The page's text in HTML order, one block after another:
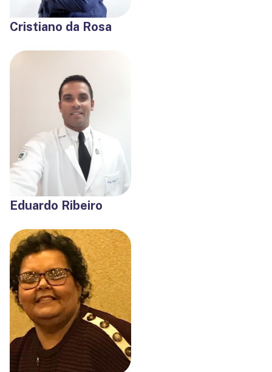
Cristiano da Rosa
Eduardo Ribeiro